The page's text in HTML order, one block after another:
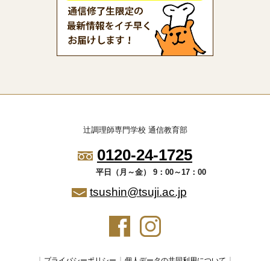
辻調理師専門学校 通信教育部
0120-24-1725
平日（月～金） 9：00～17：00
tsushin@tsuji.ac.jp